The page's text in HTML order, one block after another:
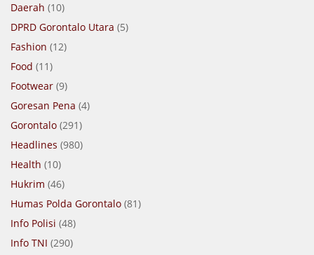
Daerah (10)
DPRD Gorontalo Utara (5)
Fashion (12)
Food (11)
Footwear (9)
Goresan Pena (4)
Gorontalo (291)
Headlines (980)
Health (10)
Hukrim (46)
Humas Polda Gorontalo (81)
Info Polisi (48)
Info TNI (290)